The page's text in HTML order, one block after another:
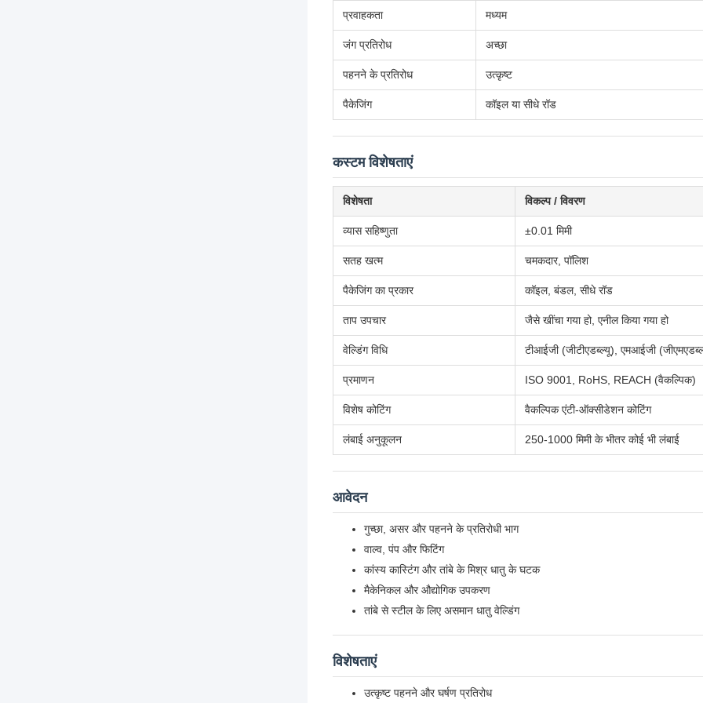
प्रवाहकता मध्यम
जंग प्रतिरोध अच्छा
पहनने के प्रतिरोध उत्कृष्ट
पैकेजिंग कॉइल या सीधे रॉड
कस्टम विशेषताएं
विशेषता विकल्प / विवरण
व्यास सहिष्णुता ±0.01 मिमी
सतह खत्म चमकदार, पॉलिश
पैकेजिंग का प्रकार कॉइल, बंडल, सीधे रॉड
ताप उपचार जैसे खींचा गया हो, एनील किया गया हो
वेल्डिंग विधि टीआईजी (जीटीएडब्ल्यू), एमआईजी
प्रमाणन ISO 9001, RoHS, REACH (वैकल्पिक)
विशेष कोटिंग वैकल्पिक एंटी-ऑक्सीडेशन कोटिंग
लंबाई अनुकूलन 250-1000 मिमी के भीतर कोई भी लंबाई
आवेदन
गुच्छा, असर और पहनने के प्रतिरोधी भाग
वाल्व, पंप और फिटिंग
कांस्य कास्टिंग और तांबे के मिश्र धातु के घटक
मैकेनिकल और औद्योगिक उपकरण
तांबे से स्टील के लिए असमान धातु वेल्डिंग
विशेषताएं
उत्कृष्ट पहनने और घर्षण प्रतिरोध